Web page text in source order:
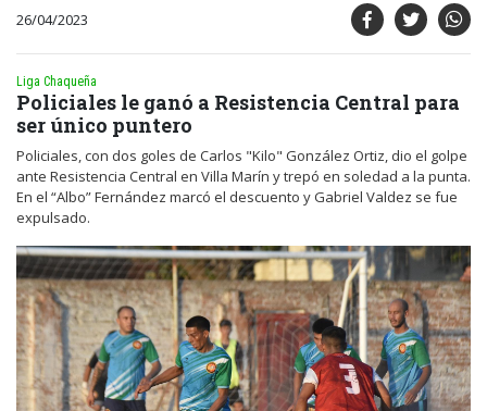
26/04/2023
Liga Chaqueña
Policiales le ganó a Resistencia Central para
ser único puntero
Policiales, con dos goles de Carlos "Kilo" González Ortiz, dio el golpe
ante Resistencia Central en Villa Marín y trepó en soledad a la punta.
En el “Albo” Fernández marcó el descuento y Gabriel Valdez se fue
expulsado.